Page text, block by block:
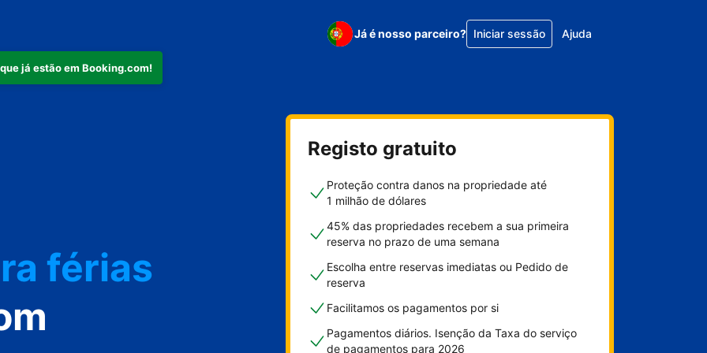
já estão em Booking.com!
Já é nosso parceiro? Iniciar sessão Ajuda
férias
Registo gratuito
Proteção contra danos na propriedade até
1 milhão de dólares
45% das propriedades recebem a sua primeira
reserva no prazo de uma semana
Escolha entre reservas imediatas ou Pedido de
reserva
Facilitamos os pagamentos por si
Pagamentos diários. Isenção da Taxa do serviço
de pagamentos para 2026